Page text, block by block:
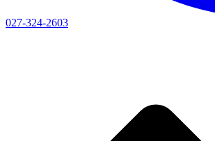
027-324-2603